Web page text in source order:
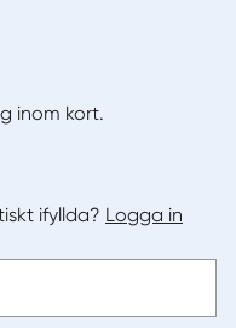
inom kort.
ifyllda? Logga in